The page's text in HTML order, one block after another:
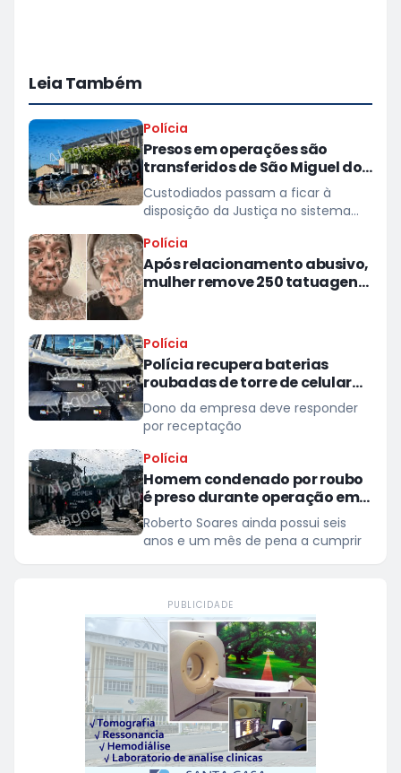
Leia Também
Polícia
Presos em operações são
transferidos de São Miguel dos
Campos para presídios
Custodiados passam a ficar à
disposição da Justiça no sistema
Polícia
Após relacionamento abusivo,
mulher remove 250 tatuagens
Polícia
Polícia recupera baterias
roubadas de torre de celular
em provedor de internet em
Teotônio Vilela
Dono da empresa deve responder
por receptação
Polícia
Homem condenado por roubo
é preso durante operação em
São Miguel dos Campos
Roberto Soares ainda possui seis
anos e um mês de pena a cumprir
PUBLICIDADE